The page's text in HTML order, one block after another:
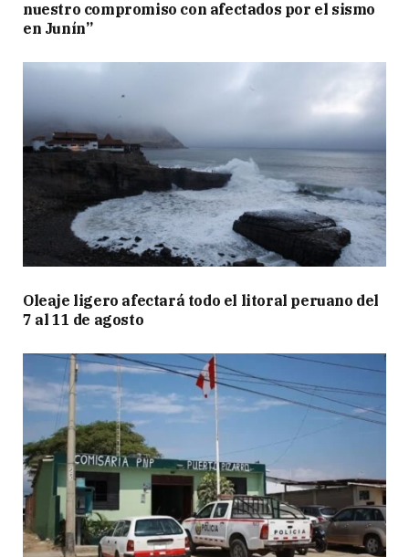
nuestro compromiso con afectados por el sismo
en Junín”
Oleaje ligero afectará todo el litoral peruano del
7 al 11 de agosto